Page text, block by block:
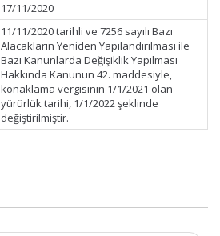
17/11/2020
11/11/2020 tarihli ve 7256 sayılı Bazı
Alacakların Yeniden Yapılandırılması ile
Bazı Kanunlarda Değişiklik Yapılması
Hakkında Kanunun 42. maddesiyle,
konaklama vergisinin 1/1/2021 olan
yürürlük tarihi, 1/1/2022 şeklinde
değiştirilmiştir.